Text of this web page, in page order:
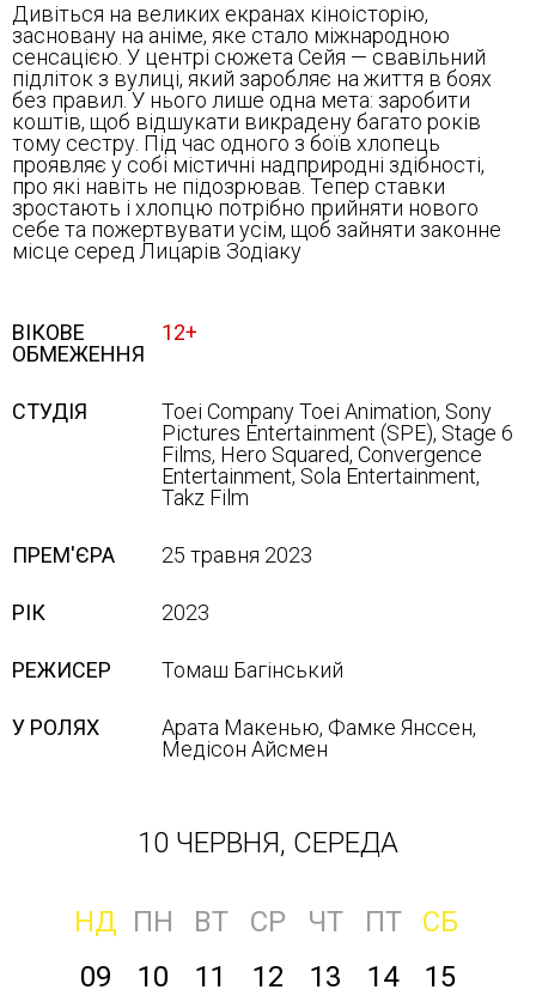
Дивіться на великих екранах кіноісторію,
засновану на аніме, яке стало міжнародною
сенсацією. У центрі сюжета Сейя — свавільний
підліток з вулиці, який заробляє на життя в боях
без правил. У нього лише одна мета: заробити
коштів, щоб відшукати викрадену багато років
тому сестру. Під час одного з боїв хлопець
проявляє у собі містичні надприродні здібності,
про які навіть не підозрював. Тепер ставки
зростають і хлопцю потрібно прийняти нового
себе та пожертвувати усім, щоб зайняти законне
місце серед Лицарів Зодіаку
ВІКОВЕ
ОБМЕЖЕННЯ
12+
СТУДІЯ
Toei Company Toei Animation, Sony
Pictures Entertainment (SPE), Stage 6
Films, Hero Squared, Convergence
Entertainment, Sola Entertainment,
Takz Film
ПРЕМ'ЄРА 25 травня 2023
РІК 2023
РЕЖИСЕР Томаш Багінський
У РОЛЯХ
Арата Макенью, Фамке Янссен,
Медісон Айсмен
10 ЧЕРВНЯ, СЕРЕДА
НД ПН ВТ СР ЧТ ПТ
СБ
09
10 11 12 13 14 15